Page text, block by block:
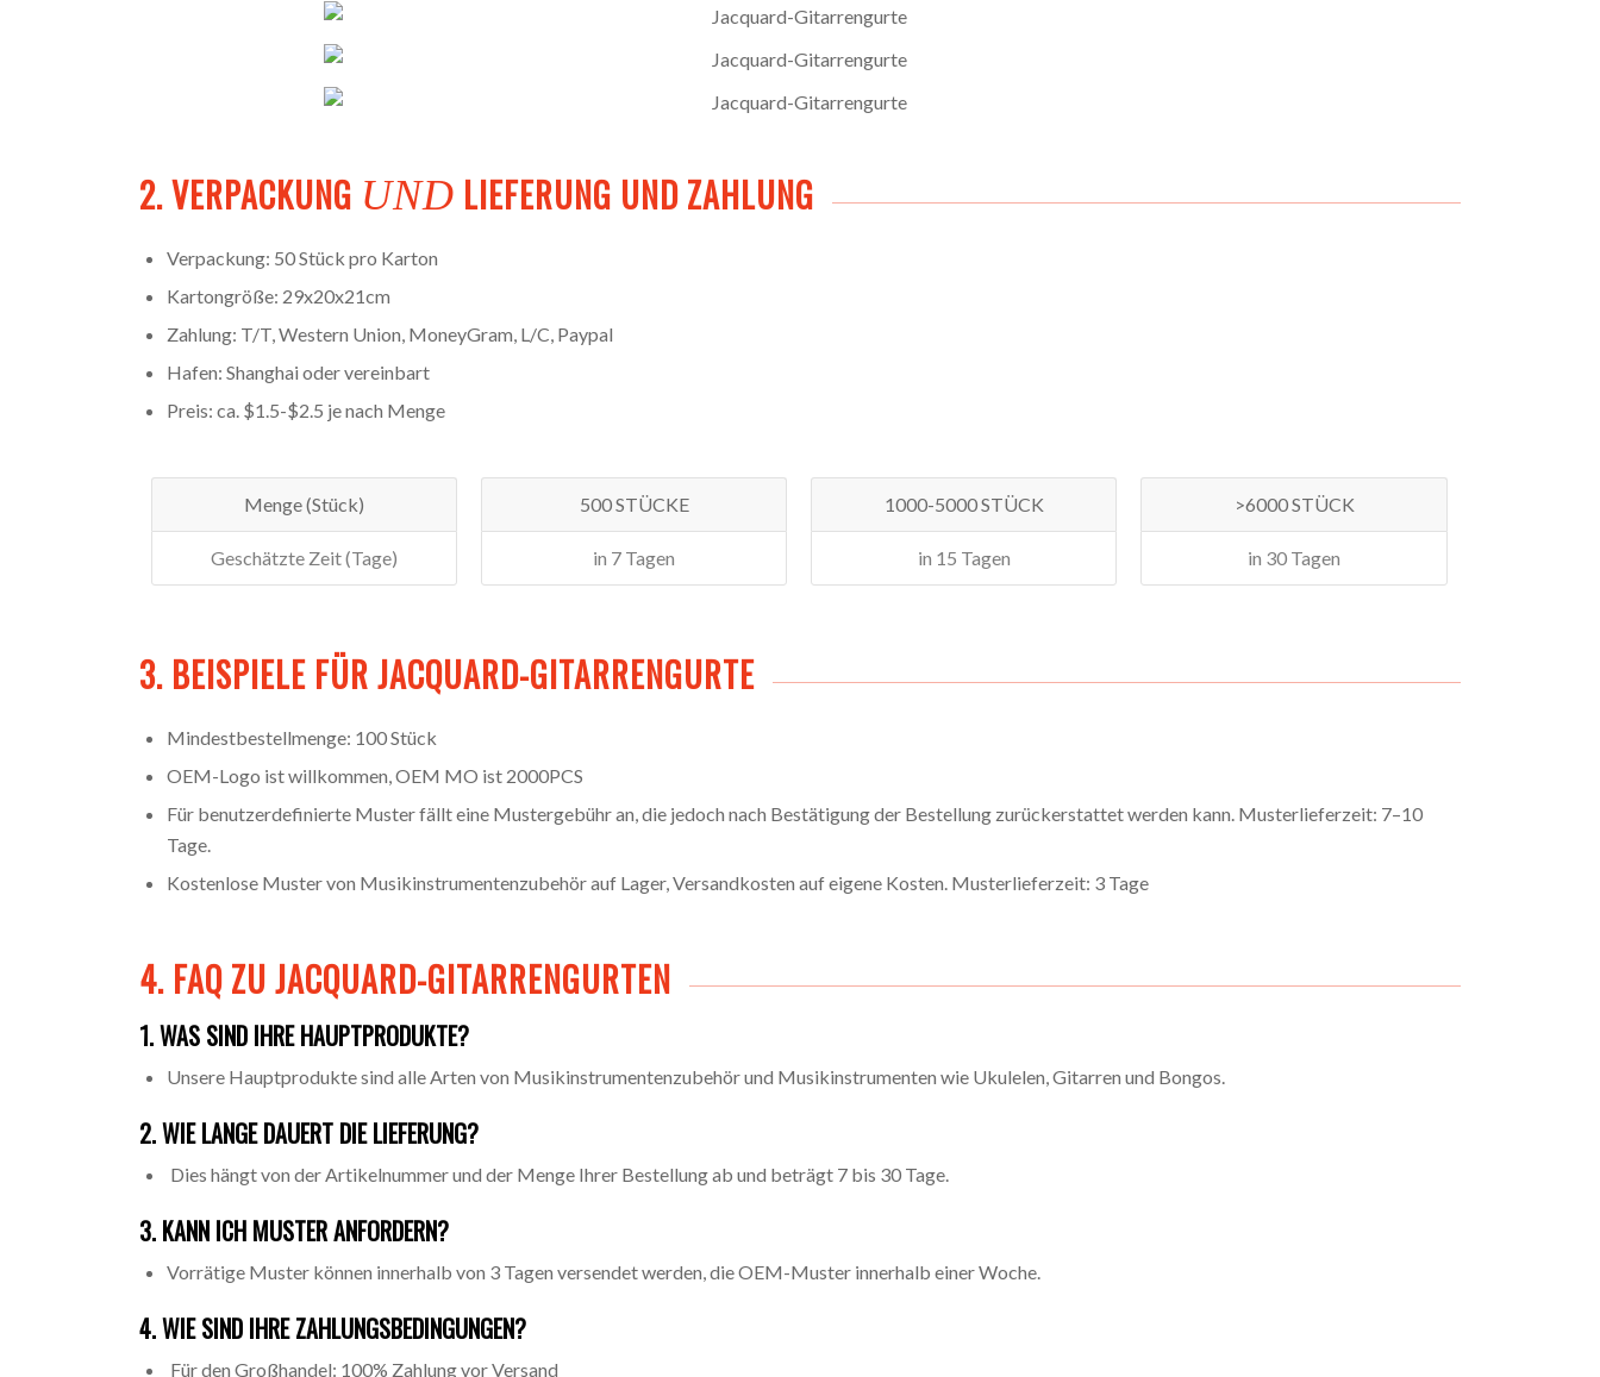
2. VERPACKUNG UND LIEFERUNG UND ZAHLUNG
Verpackung: 50 Stück pro Karton
Kartongröße: 29x20x21cm
Zahlung: T/T, Western Union, MoneyGram, L/C, Paypal
Hafen: Shanghai oder vereinbart
Preis: ca. $1.5-$2.5 je nach Menge
Menge (Stück)
Geschätzte Zeit (Tage)
500 STÜCKE
in 7 Tagen
1000-5000 STÜCK
in 15 Tagen
>6000 STÜCK
in 30 Tagen
3. BEISPIELE FÜR JACQUARD-GITARRENGURTE
Mindestbestellmenge: 100 Stück
OEM-Logo ist willkommen, OEM MO ist 2000PCS
Für benutzerdefinierte Muster fällt eine Mustergebühr an, die jedoch nach Bestätigung der Bestellung zurückerstattet werden kann. Musterlieferzeit: 7–10
Tage.
Kostenlose Muster von Musikinstrumentenzubehör auf Lager, Versandkosten auf eigene Kosten. Musterlieferzeit: 3 Tage
4. FAQ ZU JACQUARD-GITARRENGURTEN
1. WAS SIND IHRE HAUPTPRODUKTE?
Unsere Hauptprodukte sind alle Arten von Musikinstrumentenzubehör und Musikinstrumenten wie Ukulelen, Gitarren und Bongos.
2. WIE LANGE DAUERT DIE LIEFERUNG?
Dies hängt von der Artikelnummer und der Menge Ihrer Bestellung ab und beträgt 7 bis 30 Tage.
3. KANN ICH MUSTER ANFORDERN?
Vorrätige Muster können innerhalb von 3 Tagen versendet werden, die OEM-Muster innerhalb einer Woche.
4. WIE SIND IHRE ZAHLUNGSBEDINGUNGEN?
Für den Großhandel: 100% Zahlung vor Versand